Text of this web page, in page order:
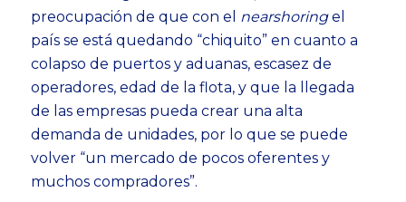
preocupación de que con el nearshoringel
país se está quedando “chiquito” en cuanto a
colapso de puertos y aduanas, escasez de
operadores, edad de la flota, y que la llegada
de las empresas pueda crear una alta
demanda de unidades, por lo que se puede
volver “un mercado de pocos oferentes y
muchos compradores”.